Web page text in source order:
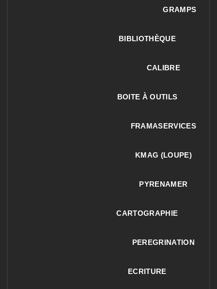
GRAMPS
BIBLIOTHÈQUE
CALIBRE
BOITE À OUTILS
FRAMASERVICES
KMAG (LOUPE)
PYRENAMER
CARTOGRAPHIE
PEREGRINATION
ECRITURE